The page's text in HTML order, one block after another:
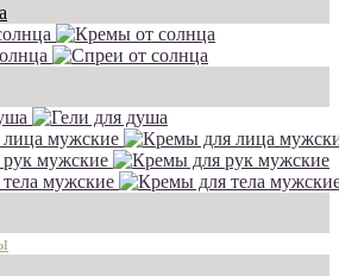
мужские
мужские
мужские